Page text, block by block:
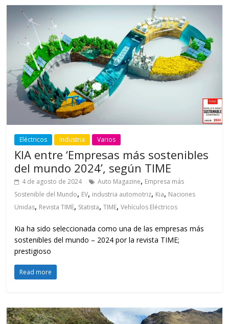
Eléctricos Industria Varios
KIA entre ‘Empresas más sostenibles
del mundo 2024’, según TIME
4 de agosto de 2024 Auto Magazine, Empresa más
Sostenible del Mundo, EV, industria automotriz, Kia, Naciones
Unidas, Revista TIME, Statista,TIME,Vehículos Eléctricos
Kia ha sido seleccionada como una de las empresas más
sostenibles del mundo – 2024 por la revista TIME;
prestigioso
Read more